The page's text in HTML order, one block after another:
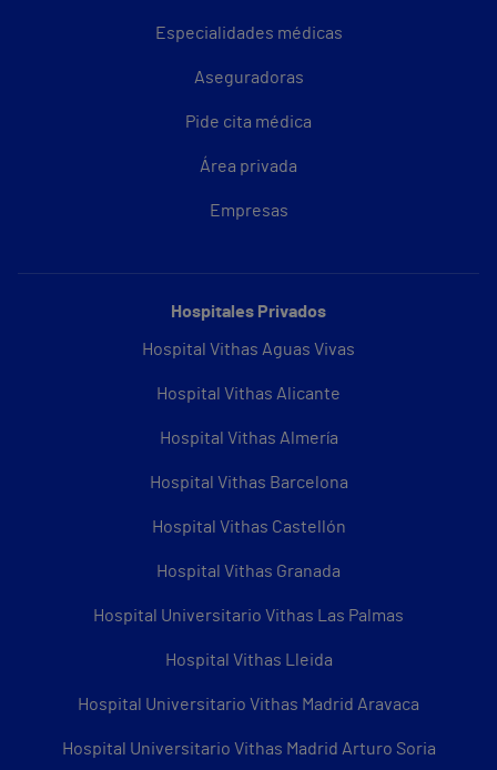
Especialidades médicas
Aseguradoras
Pide cita médica
Área privada
Empresas
Hospitales Privados
Hospital Vithas Aguas Vivas
Hospital Vithas Alicante
Hospital Vithas Almería
Hospital Vithas Barcelona
Hospital Vithas Castellón
Hospital Vithas Granada
Hospital Universitario Vithas Las Palmas
Hospital Vithas Lleida
Hospital Universitario Vithas Madrid Aravaca
Hospital Universitario Vithas Madrid Arturo Soria